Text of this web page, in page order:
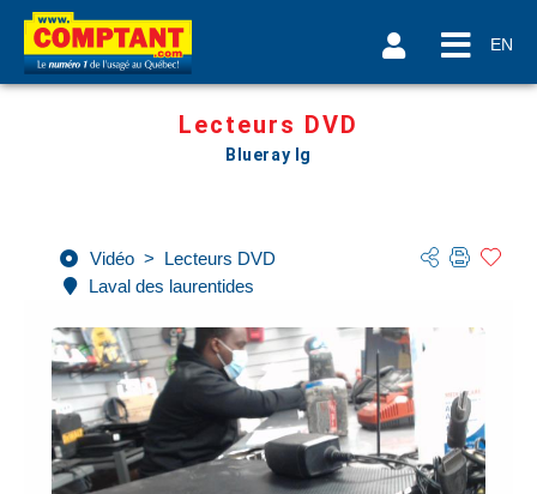
EN
Lecteurs DVD
Blueray lg
Vidéo > Lecteurs DVD
Laval des laurentides